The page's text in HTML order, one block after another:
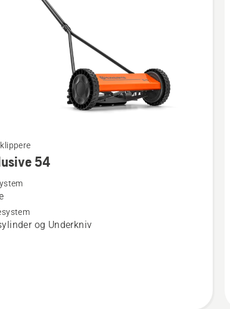
54
og Underkniv